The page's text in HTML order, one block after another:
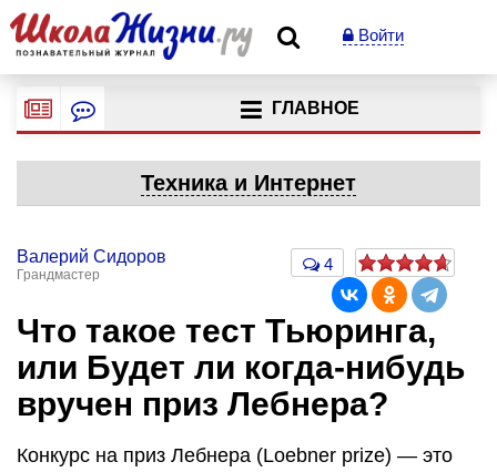
Войти
ГЛАВНОЕ
Техника и Интернет
Валерий Сидоров
Грандмастер
4
Что такое тест Тьюринга,
или Будет ли когда-нибудь
вручен приз Лебнера?
Конкурс на приз Лебнера (Loebner prize) — это